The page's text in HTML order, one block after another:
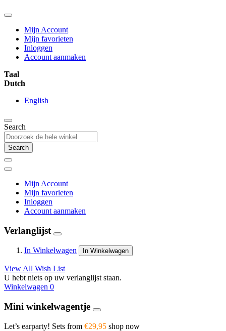
Mijn Account
Mijn favorieten
Inloggen
Account aanmaken
Taal
Dutch
English
Search
Search
Mijn Account
Mijn favorieten
Inloggen
Account aanmaken
Verlanglijst
In Winkelwagen In Winkelwagen
View All Wish List
U hebt niets op uw verlanglijst staan.
Winkelwagen 0
Mini winkelwagentje
Let’s earparty! Sets from €29,95 shop now